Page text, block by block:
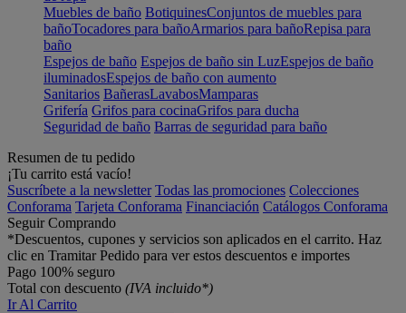
Muebles de baño BotiquinesConjuntos de muebles para
bañoTocadores para bañoArmarios para bañoRepisa para
baño
Espejos de baño Espejos de baño sin LuzEspejos de baño
iluminadosEspejos de baño con aumento
Sanitarios BañerasLavabosMamparas
Grifería Grifos para cocinaGrifos para ducha
Seguridad de baño Barras de seguridad para baño
Resumen de tu pedido
¡Tu carrito está vacío!
Suscríbete a la newsletter Todas las promociones Colecciones
Conforama Tarjeta Conforama Financiación Catálogos Conforama
Seguir Comprando
*Descuentos, cupones y servicios son aplicados en el carrito. Haz
clic en Tramitar Pedido para ver estos descuentos e importes
Pago 100% seguro
Total con descuento (IVA incluido*)
Ir Al Carrito